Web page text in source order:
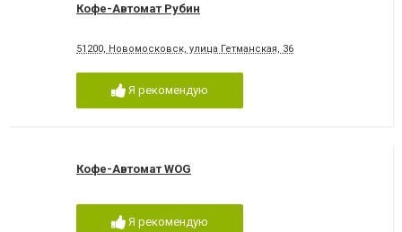
Кофе-Автомат Рубин
51200, Новомосковск, улица Гетманская, 36
Я рекомендую
Кофе-Автомат WOG
Я рекомендую